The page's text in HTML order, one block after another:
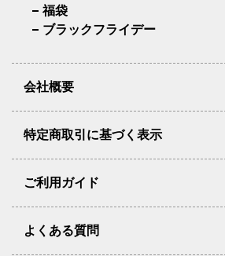
福袋
ブラックフライデー
会社概要
特定商取引に基づく表示
ご利用ガイド
よくある質問